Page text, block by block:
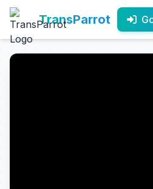
TransParrot